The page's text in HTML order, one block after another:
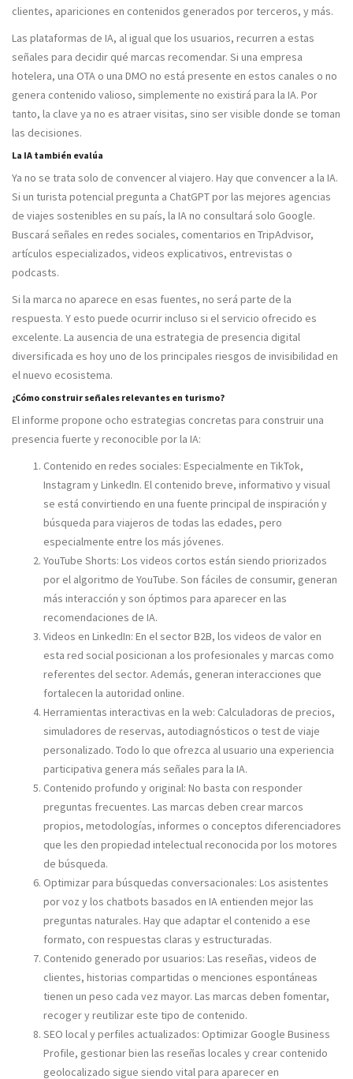
clientes, apariciones en contenidos generados por terceros, y más.
Las plataformas de IA, al igual que los usuarios, recurren a estas
señales para decidir qué marcas recomendar. Si una empresa
hotelera, una OTA o una DMO no está presente en estos canales o no
genera contenido valioso, simplemente no existirá para la IA. Por
tanto, la clave ya no es atraer visitas, sino ser visible donde se toman
las decisiones.
La IA también evalúa
Ya no se trata solo de convencer al viajero. Hay que convencer a la IA.
Si un turista potencial pregunta a ChatGPT por las mejores agencias
de viajes sostenibles en su país, la IA no consultará solo Google.
Buscará señales en redes sociales, comentarios en TripAdvisor,
artículos especializados, videos explicativos, entrevistas o
podcasts.
Si la marca no aparece en esas fuentes, no será parte de la
respuesta. Y esto puede ocurrir incluso si el servicio ofrecido es
excelente. La ausencia de una estrategia de presencia digital
diversificada es hoy uno de los principales riesgos de invisibilidad en
el nuevo ecosistema.
¿Cómo construir señales relevantes en turismo?
El informe propone ocho estrategias concretas para construir una
presencia fuerte y reconocible por la IA:
Contenido en redes sociales: Especialmente en TikTok,
Instagram y LinkedIn. El contenido breve, informativo y visual
se está convirtiendo en una fuente principal de inspiración y
búsqueda para viajeros de todas las edades, pero
especialmente entre los más jóvenes.
YouTube Shorts: Los videos cortos están siendo priorizados
por el algoritmo de YouTube. Son fáciles de consumir, generan
más interacción y son óptimos para aparecer en las
recomendaciones de IA.
Videos en LinkedIn: En el sector B2B, los videos de valor en
esta red social posicionan a los profesionales y marcas como
referentes del sector. Además, generan interacciones que
fortalecen la autoridad online.
Herramientas interactivas en la web: Calculadoras de precios,
simuladores de reservas, autodiagnósticos o test de viaje
personalizado. Todo lo que ofrezca al usuario una experiencia
participativa genera más señales para la IA.
Contenido profundo y original: No basta con responder
preguntas frecuentes. Las marcas deben crear marcos
propios, metodologías, informes o conceptos diferenciadores
que les den propiedad intelectual reconocida por los motores
de búsqueda.
Optimizar para búsquedas conversacionales: Los asistentes
por voz y los chatbots basados en IA entienden mejor las
preguntas naturales. Hay que adaptar el contenido a ese
formato, con respuestas claras y estructuradas.
Contenido generado por usuarios: Las reseñas, videos de
clientes, historias compartidas o menciones espontáneas
tienen un peso cada vez mayor. Las marcas deben fomentar,
recoger y reutilizar este tipo de contenido.
SEO local y perfiles actualizados: Optimizar Google Business
Profile, gestionar bien las reseñas locales y crear contenido
geolocalizado sigue siendo vital para aparecer en